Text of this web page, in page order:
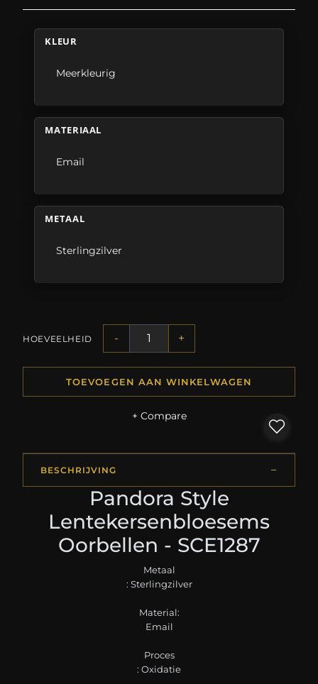
KLEUR
Meerkleurig
MATERIAAL
Email
METAAL
Sterlingzilver
HOEVEELHEID - +
TOEVOEGEN AAN WINKELWAGEN
+ Compare
BESCHRIJVING
Pandora Style
Lentekersenbloesems
Oorbellen - SCE1287
Metaal
: Sterlingzilver
Material:
Email
Proces
: Oxidatie